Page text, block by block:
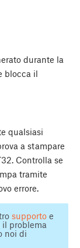
durante la
blocca il
qualsiasi
a stampare
Controlla se
tramite
errore.
supportoe
il problema
noi di